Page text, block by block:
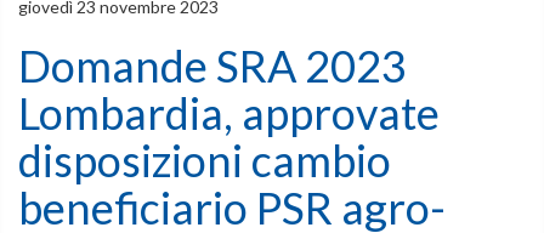
giovedì 23 novembre 2023
Domande SRA 2023
Lombardia, approvate
disposizioni cambio
beneficiario PSR agro-